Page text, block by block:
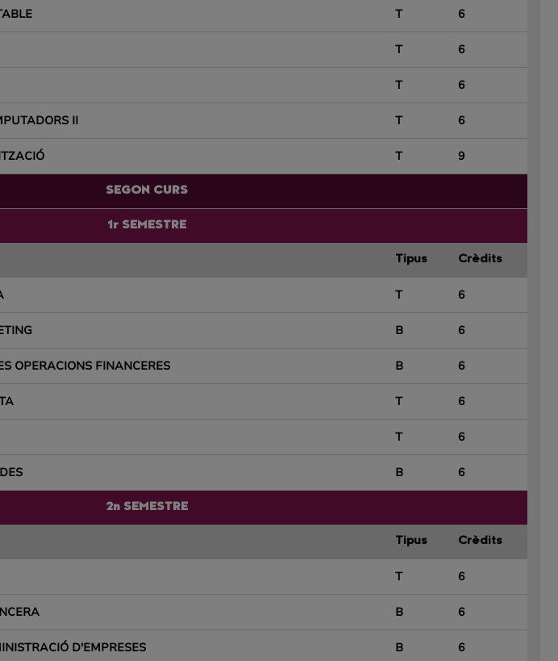
T 6
T 6
T 6
II T 6
T 9
SEGON CURS
1r SEMESTRE
Tipus Crèdits
T 6
B 6
OPERACIONS FINANCERES B 6
T 6
T 6
B 6
2n SEMESTRE
Tipus Crèdits
T 6
B 6
D'EMPRESES B 6